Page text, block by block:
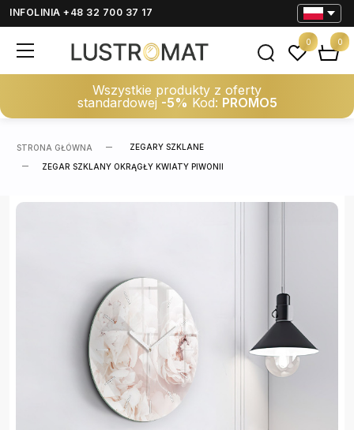
INFOLINIA +48 32 700 37 17
Wszystkie produkty z oferty
standardowej -5% Kod: PROMO5
0 0
STRONA GŁÓWNA ZEGARY SZKLANE
ZEGAR SZKLANY OKRĄGŁY KWIATY PIWONII